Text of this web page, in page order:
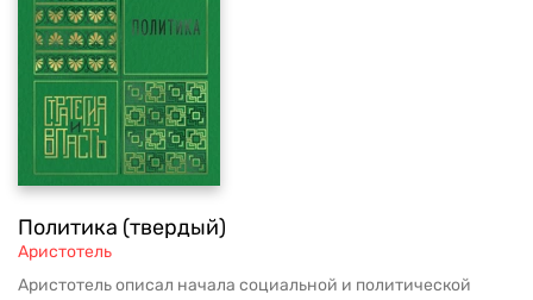
Политика (твердый)
Аристотель
Аристотель описал начала социальной и политической